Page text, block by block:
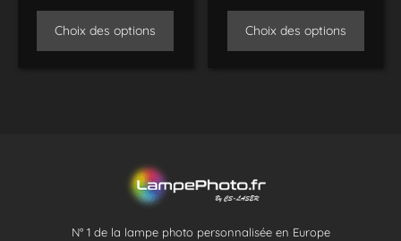
Choix des options Choix des options
N° 1 de la lampe photo personnalisée en Europe